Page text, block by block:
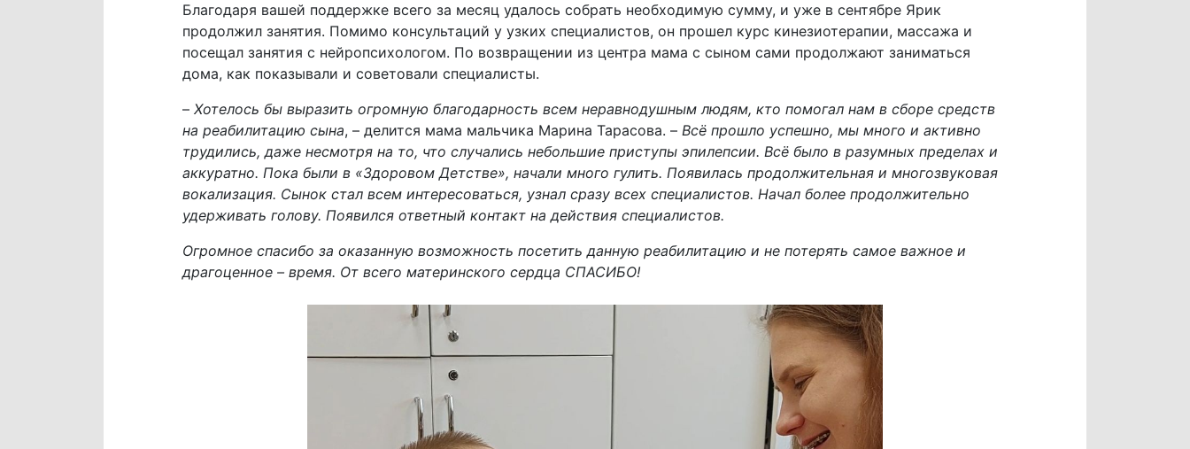
Благодаря вашей поддержке всего за месяц удалось собрать необходимую сумму, и уже в сентябре Ярик
продолжил занятия. Помимо консультаций у узких специалистов, он прошел курс кинезиотерапии, массажа и
посещал занятия с нейропсихологом. По возвращении из центра мама с сыном сами продолжают заниматься
дома, как показывали и советовали специалисты.
– Хотелось бы выразить огромную благодарность всем неравнодушным людям, кто помогал нам в сборе средств
на реабилитацию сына, – делится мама мальчика Марина Тарасова. – Всё прошло успешно, мы много и активно
трудились, даже несмотря на то, что случались небольшие приступы эпилепсии. Всё было в разумных пределах и
аккуратно. Пока были в «Здоровом Детстве», начали много гулить. Появилась продолжительная и многозвуковая
вокализация. Сынок стал всем интересоваться, узнал сразу всех специалистов. Начал более продолжительно
удерживать голову. Появился ответный контакт на действия специалистов.
Огромное спасибо за оказанную возможность посетить данную реабилитацию и не потерять самое важное и
драгоценное – время. От всего материнского сердца СПАСИБО!